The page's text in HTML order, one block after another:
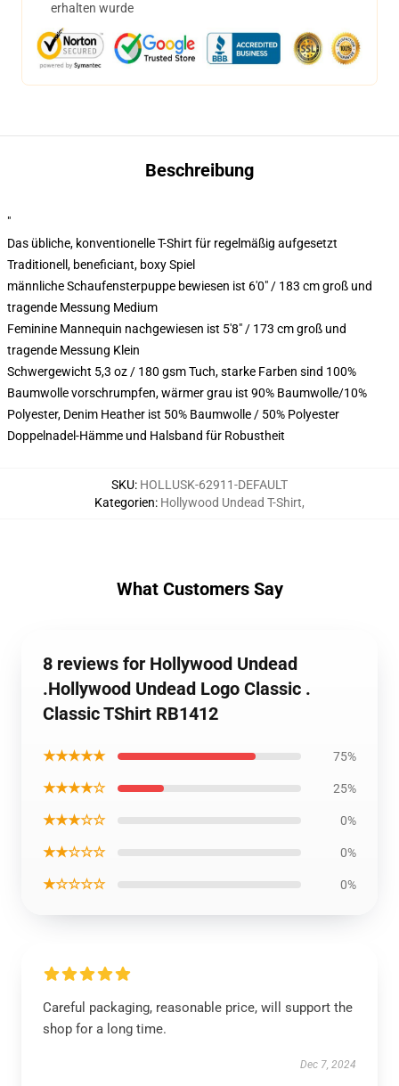
erhalten wurde
Beschreibung
"
Das übliche, konventionelle T-Shirt für regelmäßig aufgesetzt
Traditionell, beneficiant, boxy Spiel
männliche Schaufensterpuppe bewiesen ist 6'0" / 183 cm groß und
tragende Messung Medium
Feminine Mannequin nachgewiesen ist 5'8" / 173 cm groß und
tragende Messung Klein
Schwergewicht 5,3 oz / 180 gsm Tuch, starke Farben sind 100%
Baumwolle vorschrumpfen, wärmer grau ist 90% Baumwolle/10%
Polyester, Denim Heather ist 50% Baumwolle / 50% Polyester
Doppelnadel-Hämme und Halsband für Robustheit
SKU: HOLLUSK-62911-DEFAULT
Kategorien: Hollywood Undead T-Shirt,
What Customers Say
8 reviews for Hollywood Undead
.Hollywood Undead Logo Classic .
Classic TShirt RB1412
★★★★★ 75%
★★★★☆ 25%
★★★☆☆ 0%
★★☆☆☆ 0%
★☆☆☆☆ 0%
Careful packaging, reasonable price, will support the
shop for a long time.
Dec 7, 2024